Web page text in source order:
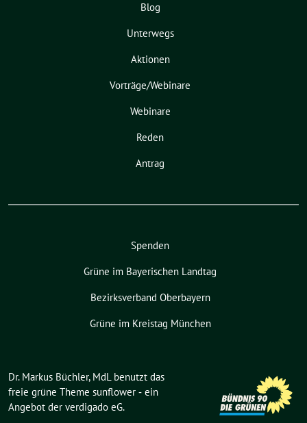
Blog
Unterwegs
Aktionen
Vorträge/Webinare
Webinare
Reden
Antrag
Spenden
Grüne im Bayerischen Landtag
Bezirksverband Oberbayern
Grüne im Kreistag München
Dr. Markus Büchler, MdL benutzt das
freie grüne Theme sunflower ‐ ein
Angebot der verdigado eG.